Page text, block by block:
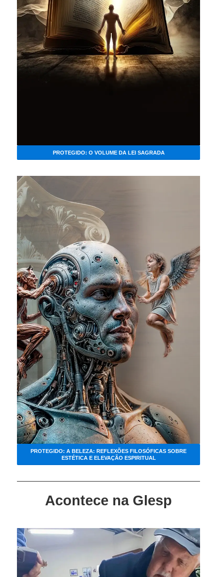
PROTEGIDO: O VOLUME DA LEI SAGRADA
PROTEGIDO: A BELEZA: REFLEXÕES FILOSÓFICAS SOBRE
ESTÉTICA E ELEVAÇÃO ESPIRITUAL
Acontece na Glesp